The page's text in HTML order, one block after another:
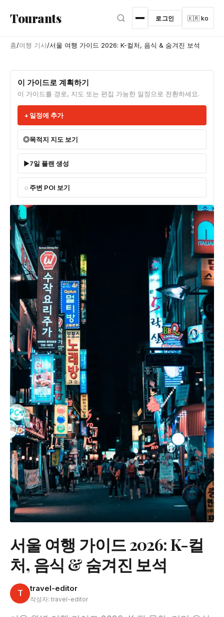
Tourants 로그인 🇰🇷 ko
홈/여행 기사/서울 여행 가이드 2026: K-컬처, 음식 & 숨겨진 보석
이 가이드로 계획하기
이 가이드를 경로, 지도 또는 편집 가능한 일정으로 전환하세요.
일정에 추가
목적지 지도 보기
7일 플랜 생성
주변 POI 보기
서울 여행 가이드 2026: K-컬
처, 음식 & 숨겨진 보석
T travel-editor
작성자: travel-editor